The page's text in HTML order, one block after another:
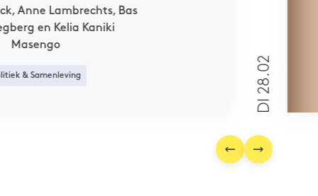
Anne Lambrechts, Bas
en Kelia Kaniki
Masengo
& Samenleving DI 28.02